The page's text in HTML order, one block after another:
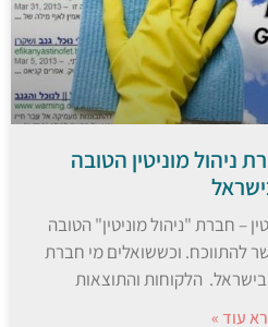
ניהול מוניטין הטובה
– חברת "ניהול מוניטין" הטובה
להתווכח. וכששואלים מי חברת
בישראל. הלקוחות והתוצאות
עוד »